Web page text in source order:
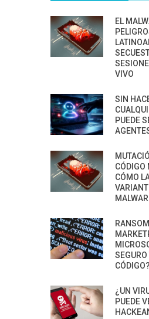
EL
VIVO
SIN
PUEDE
CÓDIGO
CÓMO
SEGURO
CÓDIGO?
¿UN
PUEDE